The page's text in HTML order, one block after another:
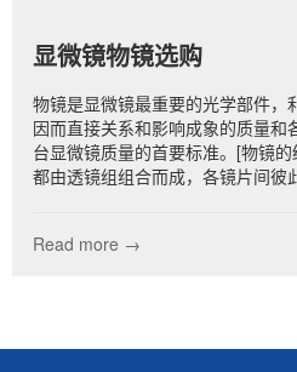
显微镜物镜选购
物镜是显微镜最重要的光学部件，
因而直接关系和影响成象的质量
台显微镜质量的首要标准。[物镜
都由透镜组组合而成，各镜片间彼
Read more →